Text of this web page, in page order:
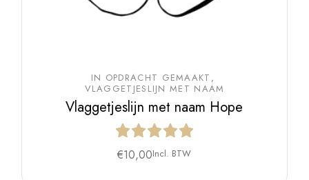
IN OPDRACHT GEMAAKT
VLAGGETJESLIJN MET NAAM
Vlaggetjeslijn met naam Hope
€10,00Incl. BTW